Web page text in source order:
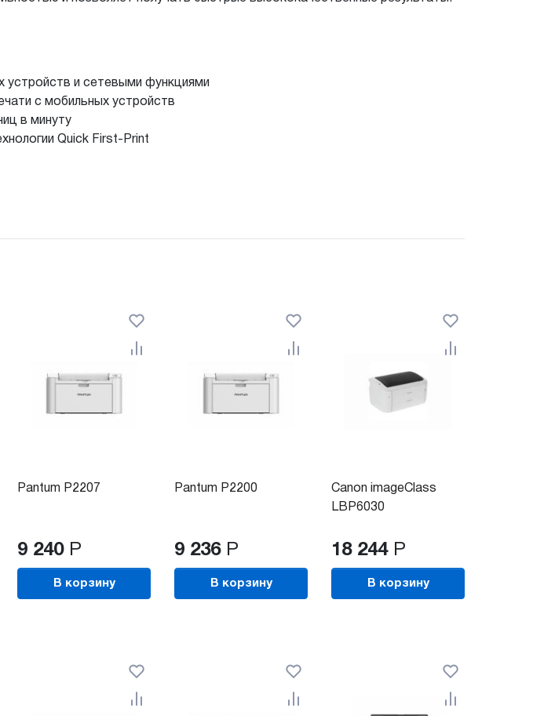
устройств и сетевыми функциями
с мобильных устройств
в минуту
Quick First-Print
Pantum P2207
9 240 Р
В корзину
Pantum P2200
9 236 Р
В корзину
Canon imageClass
LBP6030
18 244 Р
В корзину